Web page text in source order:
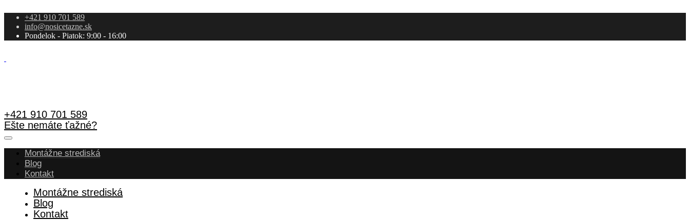
+421 910 701 589
info@nosicetazne.sk
Pondelok - Piatok: 9:00 - 16:00
+421 910 701 589
Ešte nemáte ťažné?
Montážne strediská
Blog
Kontakt
Montážne strediská
Blog
Kontakt